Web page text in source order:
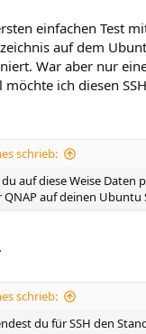
einfachen Test
auf dem
War aber nur
möchte ich diesen
schrieb:
auf diese Weise Daten
QNAP auf deinen Ubuntu
schrieb:
du für SSH den